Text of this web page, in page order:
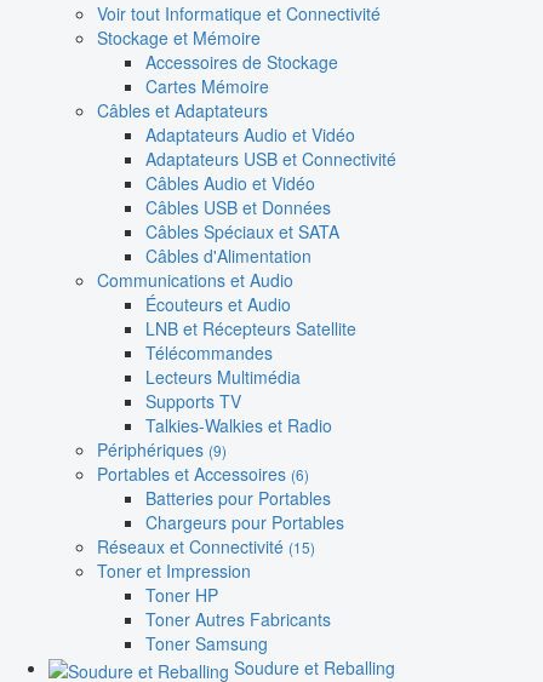
Voir tout Informatique et Connectivité
Stockage et Mémoire
Accessoires de Stockage
Cartes Mémoire
Câbles et Adaptateurs
Adaptateurs Audio et Vidéo
Adaptateurs USB et Connectivité
Câbles Audio et Vidéo
Câbles USB et Données
Câbles Spéciaux et SATA
Câbles d'Alimentation
Communications et Audio
Écouteurs et Audio
LNB et Récepteurs Satellite
Télécommandes
Lecteurs Multimédia
Supports TV
Talkies-Walkies et Radio
Périphériques (9)
Portables et Accessoires (6)
Batteries pour Portables
Chargeurs pour Portables
Réseaux et Connectivité (15)
Toner et Impression
Toner HP
Toner Autres Fabricants
Toner Samsung
Soudure et Reballing